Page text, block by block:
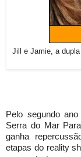
Jill e Jamie, a
Pelo segundo
Serra do Mar
ganha
etapas do reality